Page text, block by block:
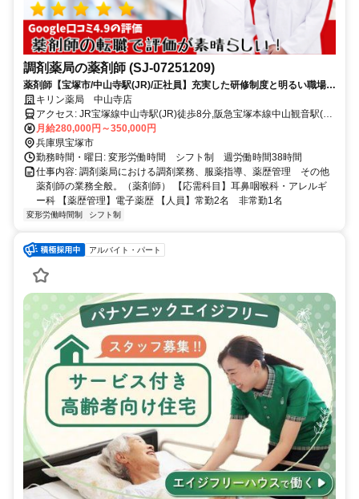
調剤薬局の薬剤師 (SJ-07251209)
薬剤師【宝塚市/中山寺駅(JR)/正社員】充実した研修制度と明るい職場環
境が魅力。育児休暇も取得しやすい環境で安心して働けます。
キリン薬局 中山寺店
アクセス: JR宝塚線中山寺駅(JR)徒歩8分,阪急宝塚本線中山観音駅(阪
急)徒歩18分
月給280,000円～350,000円
兵庫県宝塚市
勤務時間・曜日: 変形労働時間 シフト制 週労働時間38時間
仕事内容: 調剤薬局における調剤業務、服薬指導、薬歴管理 その他
薬剤師の業務全般。（薬剤師） 【応需科目】耳鼻咽喉科・アレルギ
ー科 【薬歴管理】電子薬歴 【人員】常勤2名 非常勤1名
変形労働時間制 シフト制
アルバイト・パート